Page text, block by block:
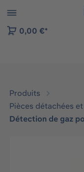
to B2B platform
0,00 €*
Produits
Pièces détachées
Détection de gaz
Ignorer la galerie